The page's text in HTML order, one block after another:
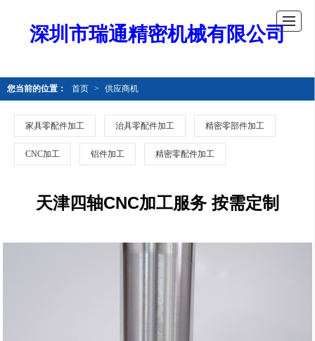
深圳市瑞通精密机械有限公司
您当前的位置： 首页 > 供应商机
家具零配件加工 治具零配件加工 精密零部件加工
CNC加工 铝件加工 精密零配件加工
天津四轴CNC加工服务 按需定制